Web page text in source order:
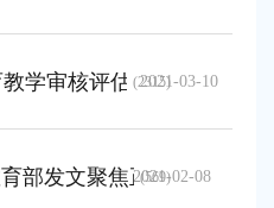
2021-03-10
学审核评估指标体系
(2315)
2021-02-08
部发文聚焦正确认识和规
(569)